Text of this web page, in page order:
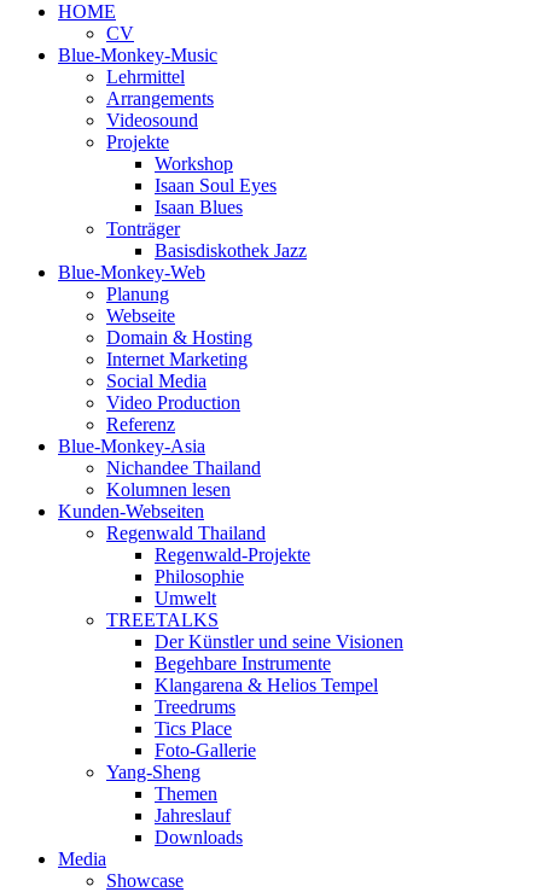
HOME
CV
Blue-Monkey-Music
Lehrmittel
Arrangements
Videosound
Projekte
Workshop
Isaan Soul Eyes
Isaan Blues
Tonträger
Basisdiskothek Jazz
Blue-Monkey-Web
Planung
Webseite
Domain & Hosting
Internet Marketing
Social Media
Video Production
Referenz
Blue-Monkey-Asia
Nichandee Thailand
Kolumnen lesen
Kunden-Webseiten
Regenwald Thailand
Regenwald-Projekte
Philosophie
Umwelt
TREETALKS
Der Künstler und seine Visionen
Begehbare Instrumente
Klangarena & Helios Tempel
Treedrums
Tics Place
Foto-Gallerie
Yang-Sheng
Themen
Jahreslauf
Downloads
Media
Showcase